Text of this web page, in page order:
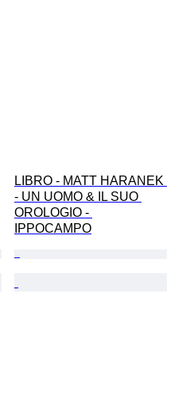
LIBRO - MATT HARANEK
- UN UOMO & IL SUO
OROLOGIO -
IPPOCAMPO